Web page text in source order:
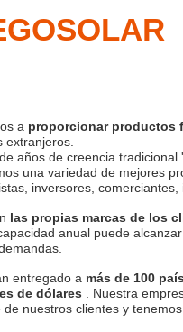
a proporcionar productos
extranjeros.
años de creencia tradicional '
una variedad de mejores
inversores, comerciantes,
las propias marcas de los
anual puede alcanzar
entregado a más de 100
de dólares . Nuestra
de nuestros clientes y